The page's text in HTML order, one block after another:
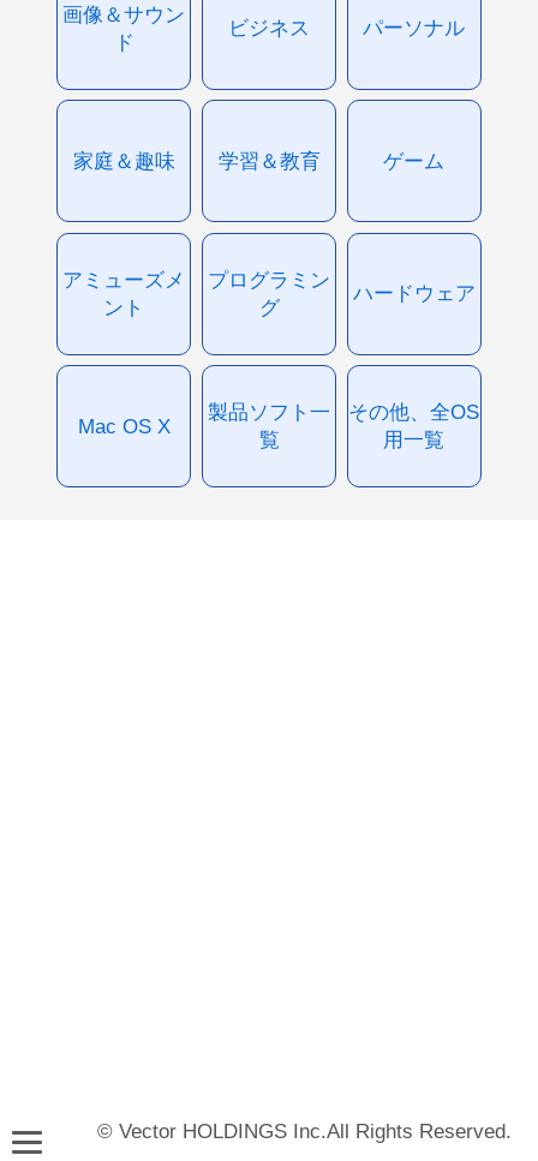
画像＆サウン
ド
ビジネス パーソナル
家庭＆趣味 学習＆教育 ゲーム
アミューズメ
ント
プログラミン
グ
ハードウェア
Mac OS X
製品ソフト一
覧
その他、全OS
用一覧
© Vector HOLDINGS Inc.All Rights Reserved.